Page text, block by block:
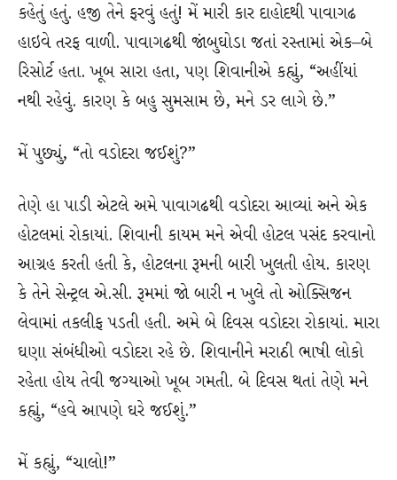
કહેતું હતું. હજી તેને ફરવું હતું! મેં મારી કાર દાહોદથી પાવાગઢ
હાઇવે તરફ વાળી. પાવાગઢથી જાંબુઘોડા જતાં રસ્તામાં એક–બે
રિસોર્ટ હતા. ખૂબ સારા હતા, પણ શિવાનીએ કહ્યું, “અહીંયાં
નથી રહેવું. કારણ કે બહુ સુમસામ છે, મને ડર લાગે છે.”
મેં પુછ્યું, “તો વડોદરા જઈશું?”
તેણે હા પાડી એટલે અમે પાવાગઢથી વડોદરા આવ્યાં અને એક
હોટલમાં રોકાયાં. શિવાની કાયમ મને એવી હોટલ પસંદ કરવાનો
આગ્રહ કરતી હતી કે, હોટલના રૂમની બારી ખુલતી હોય. કારણ
કે તેને સેન્ટ્રલ એ.સી. રૂમમાં જો બારી ન ખુલે તો ઓક્સિજન
લેવામાં તકલીફ પડતી હતી. અમે બે દિવસ વડોદરા રોકાયાં. મારા
ઘણા સંબંધીઓ વડોદરા રહે છે. શિવાનીને મરાઠી ભાષી લોકો
રહેતા હોય તેવી જગ્યાઓ ખૂબ ગમતી. બે દિવસ થતાં તેણે મને
કહ્યું, “હવે આપણે ઘરે જઈશું.”
મેં કહ્યું, “ચાલો!”